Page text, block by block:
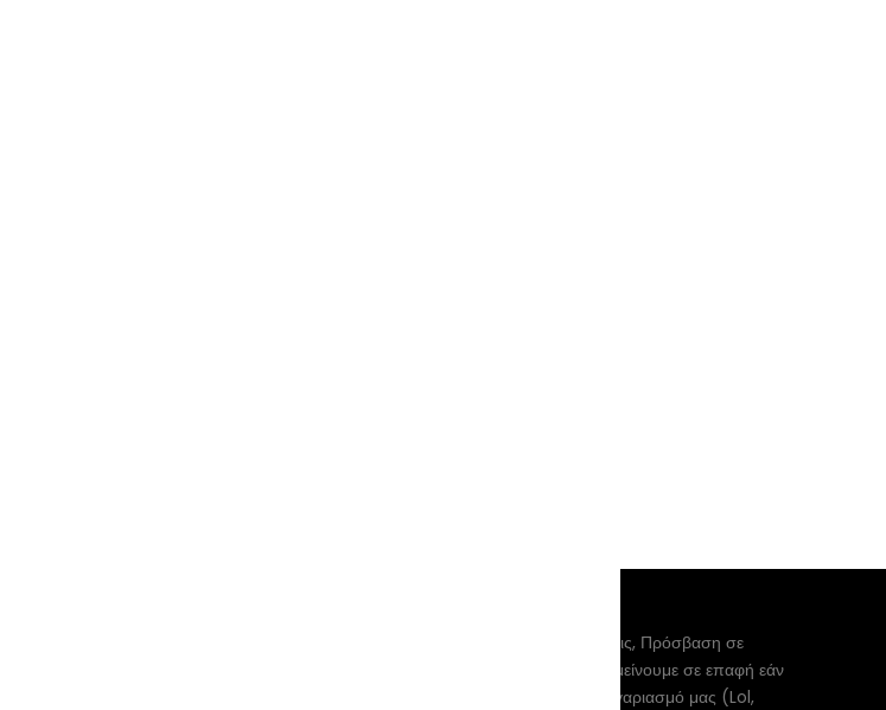
Εγγραφείτε για να λαμβάνετε ενημερώσεις, Πρόσβαση σε
αποκλειστικές προσφορές, και να παραμείνουμε σε επαφή εάν
η IG διαγράψει ποτέ πραγματικά τον λογαριασμό μας (Lol,